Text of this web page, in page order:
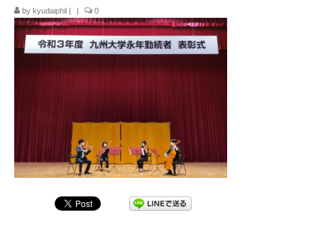
九大フィルの歴史
ご寄付のお願い
九大フィル特集ページ
団員専用ページ
by kyudaiphil 0